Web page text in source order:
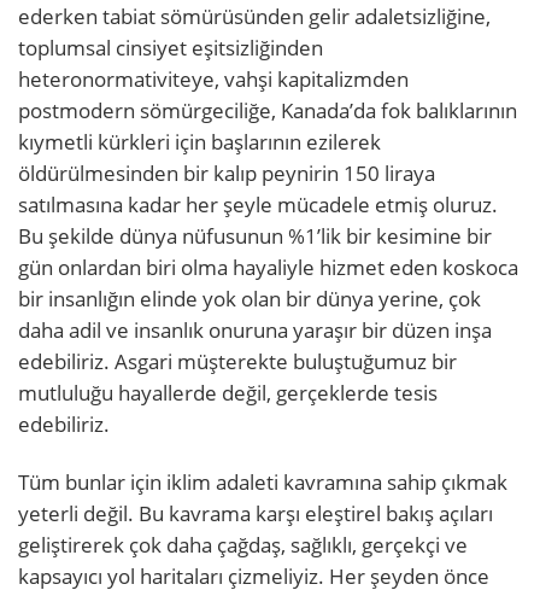
ederken tabiat sömürüsünden gelir adaletsizliğine,
toplumsal cinsiyet eşitsizliğinden
heteronormativiteye, vahşi kapitalizmden
postmodern sömürgeciliğe, Kanada’da fok balıklarının
kıymetli kürkleri için başlarının ezilerek
öldürülmesinden bir kalıp peynirin 150 liraya
satılmasına kadar her şeyle mücadele etmiş oluruz.
Bu şekilde dünya nüfusunun %1’lik bir kesimine bir
gün onlardan biri olma hayaliyle hizmet eden koskoca
bir insanlığın elinde yok olan bir dünya yerine, çok
daha adil ve insanlık onuruna yaraşır bir düzen inşa
edebiliriz. Asgari müşterekte buluştuğumuz bir
mutluluğu hayallerde değil, gerçeklerde tesis
edebiliriz.
Tüm bunlar için iklim adaleti kavramına sahip çıkmak
yeterli değil. Bu kavrama karşı eleştirel bakış açıları
geliştirerek çok daha çağdaş, sağlıklı, gerçekçi ve
kapsayıcı yol haritaları çizmeliyiz. Her şeyden önce